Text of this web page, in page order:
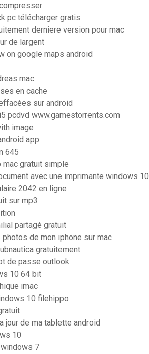
pc télécharger gratis
derniere version pour mac
de largent
on google maps android
mac
en cache
sur android
pcdvd www.gamestorrents.com
image
app
645
gratuit simple
avec une imprimante windows 10
2042 en ligne
sur mp3
partagé gratuit
de mon iphone sur mac
gratuitement
de passe outlook
10 64 bit
imac
10 filehippo
jour de ma tablette android
10
7